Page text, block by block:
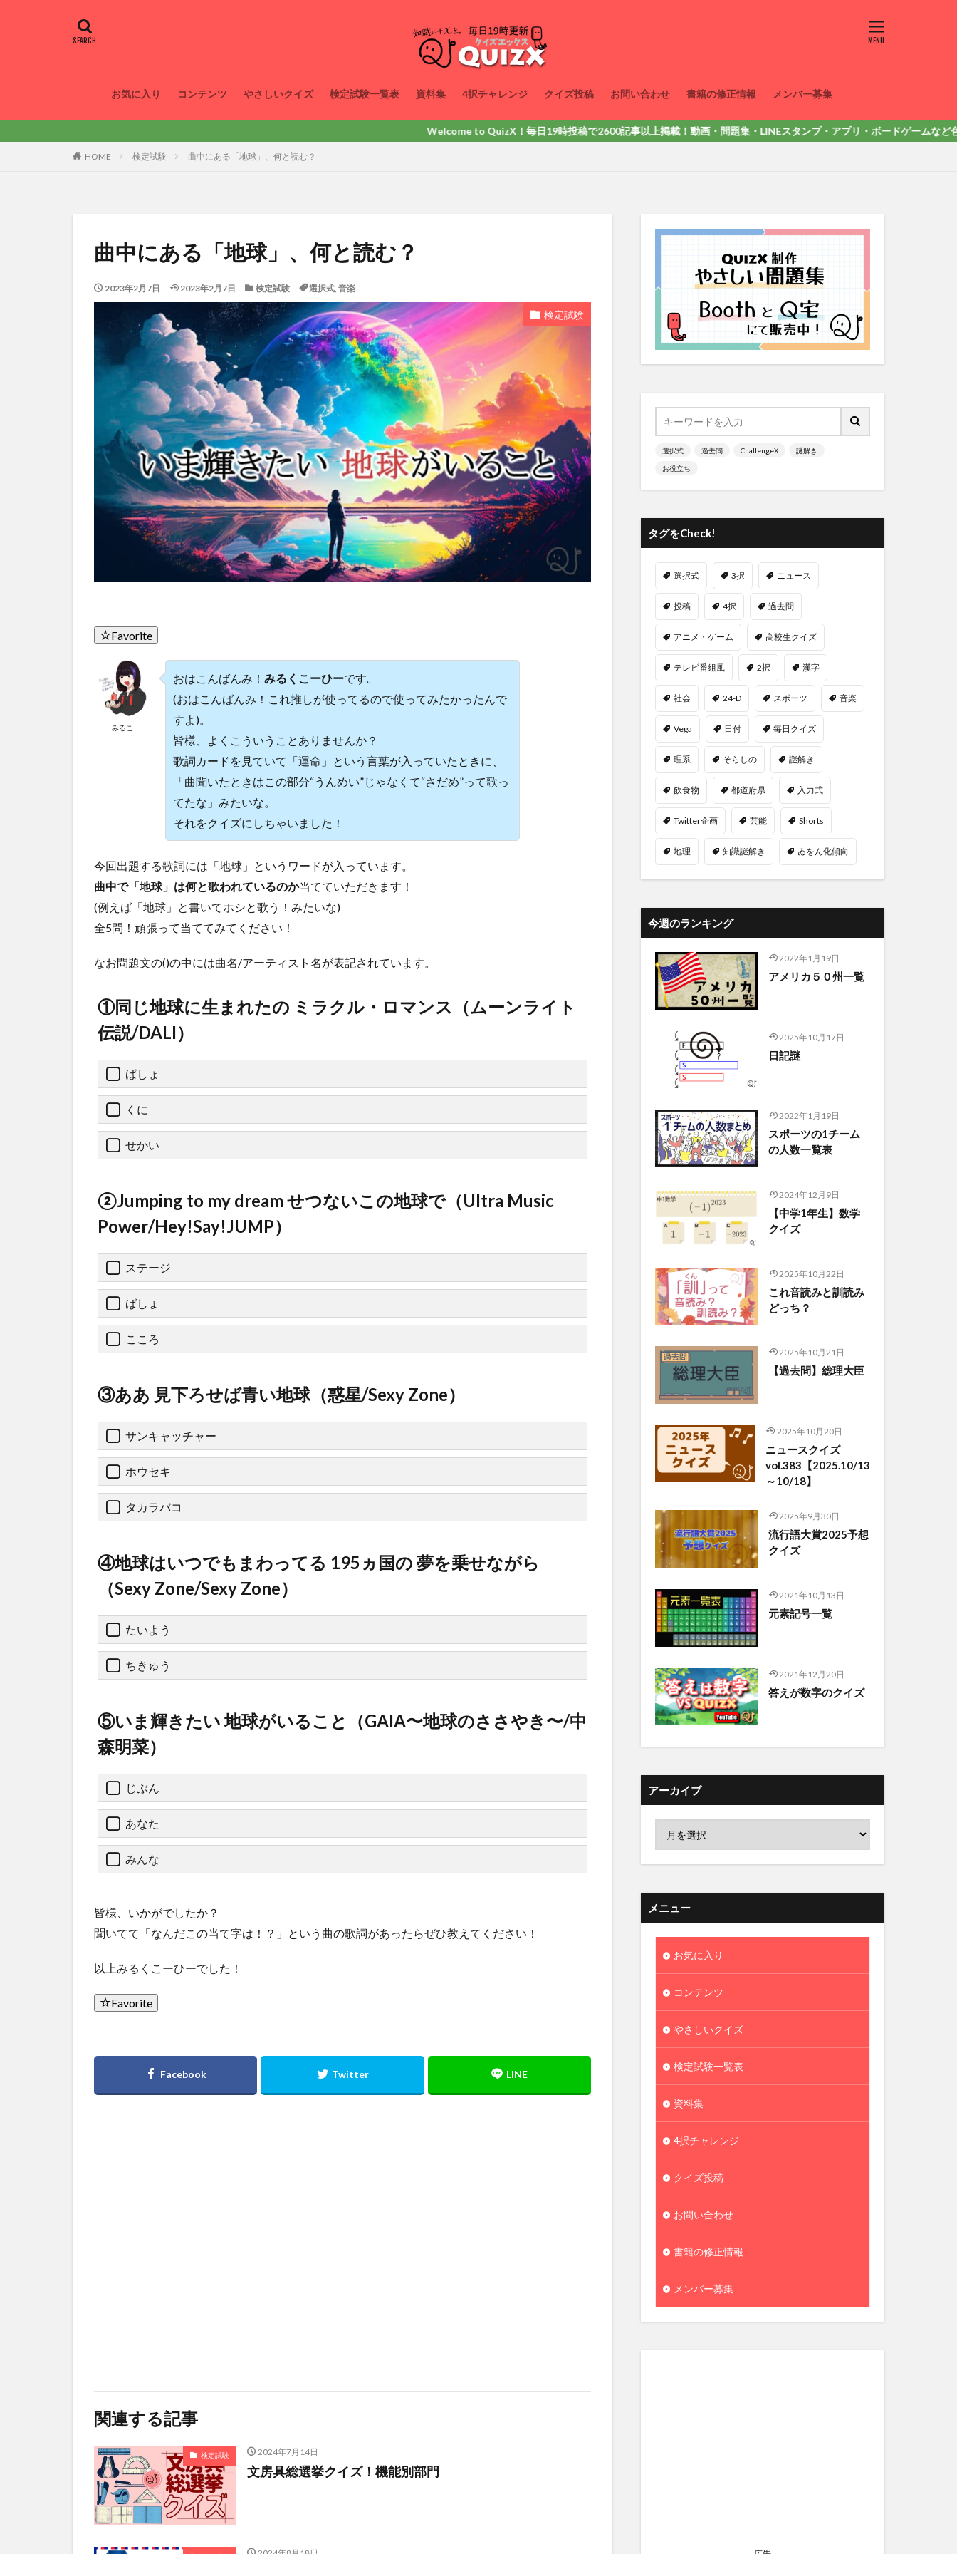
お気に入り コンテンツ やさしいクイズ 検定試験一覧表 資料集 4択チャレンジ クイズ投稿 お問い合わせ 書籍の修正情報 メンバー募集
Welcome to QuizX！毎日19時投稿で2600記事以上掲載！動画・問題集・LINEスタンプ・アプリ・ボードゲームなど色々出しています。詳
HOME 検定試験 曲中にある「地球」、何と読む？
曲中にある「地球」、何と読む？
2023年2月7日 2023年2月7日 検定試験 選択式, 音楽
検定試験
Favorite
みるこ
おはこんばんみ！ みるくこーひーです｡
(おはこんばんみ！これ推しが使ってるので使ってみたかったんで
すよ)。
皆様、よくこういうことありませんか？
歌詞カードを見ていて「運命」という言葉が入っていたときに、
「曲聞いたときはこの部分“うんめい”じゃなくて“さだめ”って歌っ
てたな」みたいな。
それをクイズにしちゃいました！
今回出題する歌詞には「地球」というワードが入っています。
曲中で「地球」は何と歌われているのか当てていただきます！
(例えば「地球」と書いてホシと歌う！みたいな)
全5問！頑張って当ててみてください！
なお問題文の()の中には曲名/アーティスト名が表記されています。
①同じ地球に生まれたの ミラクル・ロマンス（ムーンライト
伝説/DALI）
ばしょ
くに
せかい
②Jumping to my dream せつないこの地球で（Ultra Music
Power/Hey!Say!JUMP）
ステージ
ばしょ
こころ
③ああ 見下ろせば青い地球（惑星/Sexy Zone）
サンキャッチャー
ホウセキ
タカラバコ
④地球はいつでもまわってる 195ヵ国の 夢を乗せながら
（Sexy Zone/Sexy Zone）
たいよう
ちきゅう
⑤いま輝きたい 地球がいること（GAIA〜地球のささやき〜/中
森明菜）
じぶん
あなた
みんな
皆様、いかがでしたか？
聞いてて「なんだこの当て字は！？」という曲の歌詞があったらぜひ教えてください！
以上みるくこーひーでした！
Favorite
関連する記事
検定試験 2024年7月14日
文房具総選挙クイズ！機能別部門
選択式 過去問 ChallengeX 謎解き
お役立ち
タグをCheck!
選択式 3択 ニュース
投稿 4択 過去問
アニメ・ゲーム 高校生クイズ
テレビ番組風 2択 漢字
社会 24-D スポーツ 音楽
Vega 日付 毎日クイズ
理系 そらしの 謎解き
飲食物 都道府県 入力式
Twitter企画 芸能 Shorts
地理 知識謎解き ゐをん化傾向
今週のランキング
2022年1月19日
アメリカ５０州一覧
2025年10月17日
日記謎
2022年1月19日
スポーツの1チーム
の人数一覧表
2024年12月9日
【中学1年生】数学
クイズ
2025年10月22日
これ音読みと訓読み
どっち？
2025年10月21日
【過去問】総理大臣
2025年10月20日
ニュースクイズ
vol.383【2025.10/13
～10/18】
2025年9月30日
流行語大賞2025予想
クイズ
2021年10月13日
元素記号一覧
2021年12月20日
答えが数字のクイズ
アーカイブ
メニュー
お気に入り
コンテンツ
やさしいクイズ
検定試験一覧表
資料集
4択チャレンジ
クイズ投稿
お問い合わせ
書籍の修正情報
メンバー募集